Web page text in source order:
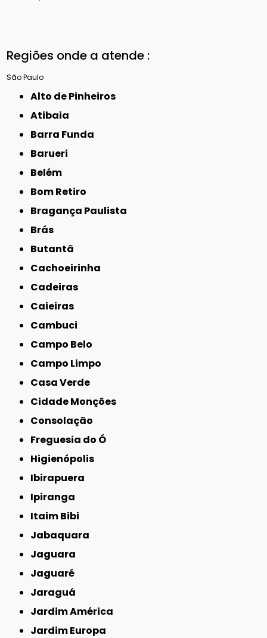
Regiões onde a atende :
São Paulo
Alto de Pinheiros
Atibaia
Barra Funda
Barueri
Belém
Bom Retiro
Bragança Paulista
Brás
Butantã
Cachoeirinha
Cadeiras
Caieiras
Cambuci
Campo Belo
Campo Limpo
Casa Verde
Cidade Monções
Consolação
Freguesia do Ó
Higienópolis
Ibirapuera
Ipiranga
Itaim Bibi
Jabaquara
Jaguara
Jaguaré
Jaraguá
Jardim América
Jardim Europa